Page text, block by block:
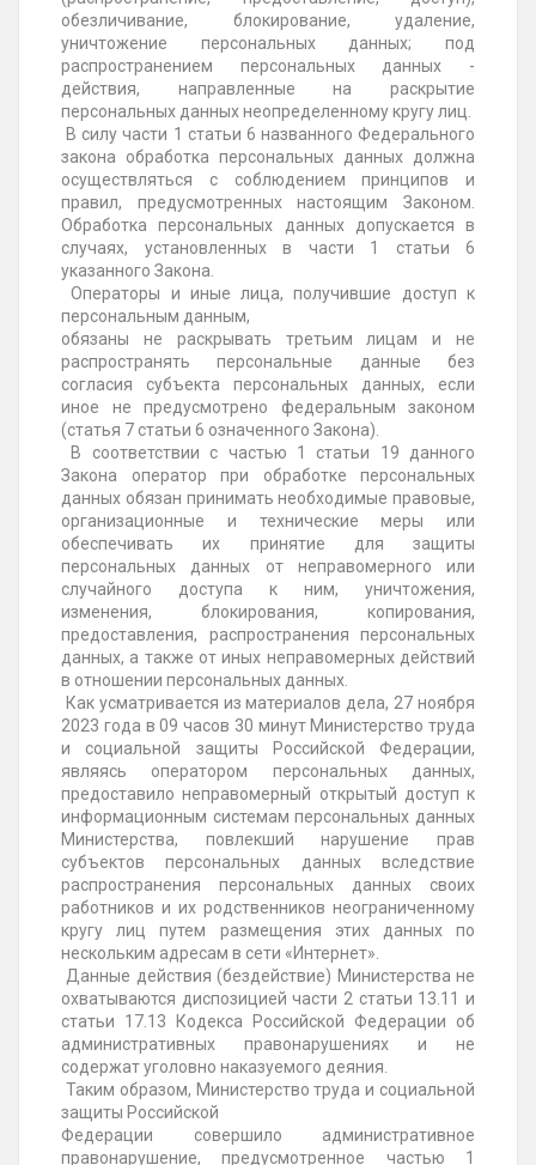
обезличивание, блокирование, удаление,
уничтожение персональных данных; под
распространением персональных данных -
действия, направленные на раскрытие
персональных данных неопределенному кругу лиц.
В силу части 1 статьи 6 названного Федерального
закона обработка персональных данных должна
осуществляться с соблюдением принципов и
правил, предусмотренных настоящим Законом.
Обработка персональных данных допускается в
случаях, установленных в части 1 статьи 6
указанного Закона.
Операторы и иные лица, получившие доступ к
персональным данным,
обязаны не раскрывать третьим лицам и не
распространять персональные данные без
согласия субъекта персональных данных, если
иное не предусмотрено федеральным законом
(статья 7 статьи 6 означенного Закона).
В соответствии с частью 1 статьи 19 данного
Закона оператор при обработке персональных
данных обязан принимать необходимые правовые,
организационные и технические меры или
обеспечивать их принятие для защиты
персональных данных от неправомерного или
случайного доступа к ним, уничтожения,
изменения, блокирования, копирования,
предоставления, распространения персональных
данных, а также от иных неправомерных действий
в отношении персональных данных.
Как усматривается из материалов дела, 27 ноября
2023 года в 09 часов 30 минут Министерство труда
и социальной защиты Российской Федерации,
являясь оператором персональных данных,
предоставило неправомерный открытый доступ к
информационным системам персональных данных
Министерства, повлекший нарушение прав
субъектов персональных данных вследствие
распространения персональных данных своих
работников и их родственников неограниченному
кругу лиц путем размещения этих данных по
нескольким адресам в сети «Интернет».
Данные действия (бездействие) Министерства не
охватываются диспозицией части 2 статьи 13.11 и
статьи 17.13 Кодекса Российской Федерации об
административных правонарушениях и не
содержат уголовно наказуемого деяния.
Таким образом, Министерство труда и социальной
защиты Российской
Федерации совершило административное
правонарушение, предусмотренное частью 1